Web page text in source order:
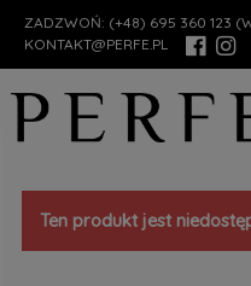
ZADZWOŃ: (+48) 695 360 123
KONTAKT@PERFE.PL
Ten produkt jest